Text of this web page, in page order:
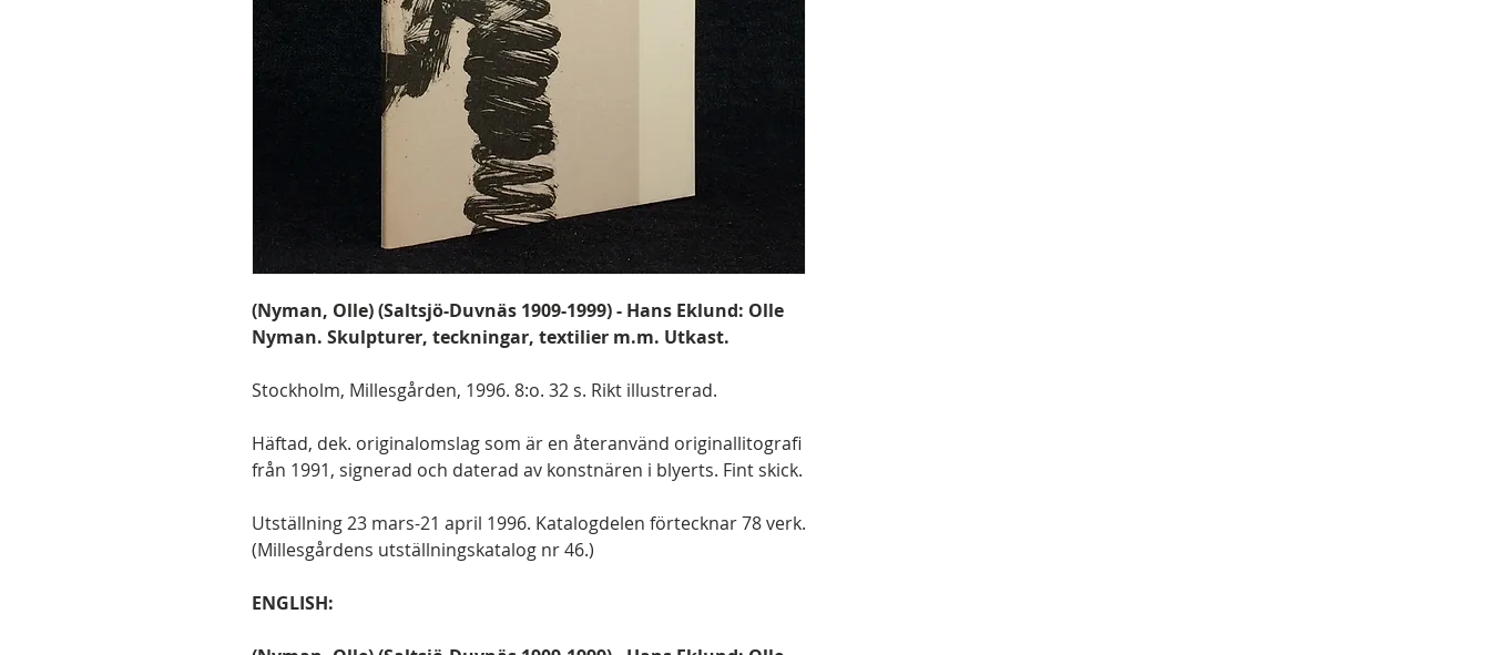
(Nyman, Olle) (Saltsjö-Duvnäs 1909-1999) - Hans Eklund: Olle
Nyman. Skulpturer, teckningar, textilier m.m. Utkast.
Stockholm, Millesgården, 1996. 8:o. 32 s. Rikt illustrerad.
Häftad, dek. originalomslag som är en återanvänd originallitografi
från 1991, signerad och daterad av konstnären i blyerts. Fint skick.
Utställning 23 mars-21 april 1996. Katalogdelen förtecknar 78 verk.
(Millesgårdens utställningskatalog nr 46.)
ENGLISH: